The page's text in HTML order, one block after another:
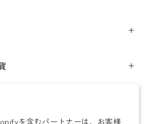
を含むパートナーは、お客様
ト
ト